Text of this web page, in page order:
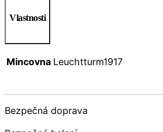
Vlastnosti
Mincovna Leuchtturm1917
Bezpečná doprava